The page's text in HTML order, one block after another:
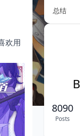
欢用
总结
8090
Posts